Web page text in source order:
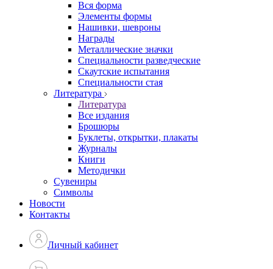
Вся форма
Элементы формы
Нашивки, шевроны
Награды
Металлические значки
Специальности разведческие
Скаутские испытания
Специальности стая
Литература
Литература
Все издания
Брошюры
Буклеты, открытки, плакаты
Журналы
Книги
Методички
Сувениры
Символы
Новости
Контакты
Личный кабинет